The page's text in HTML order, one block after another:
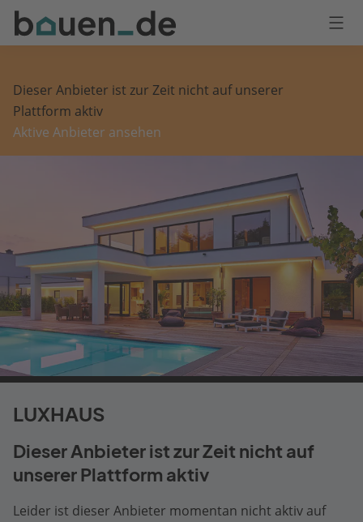
Bauen
Logo
Dieser Anbieter ist zur Zeit nicht auf unserer
Plattform aktiv
Aktive Anbieter ansehen
LUXHAUS
Dieser Anbieter ist zur Zeit nicht auf
unserer Plattform aktiv
Leider ist dieser Anbieter momentan nicht aktiv auf